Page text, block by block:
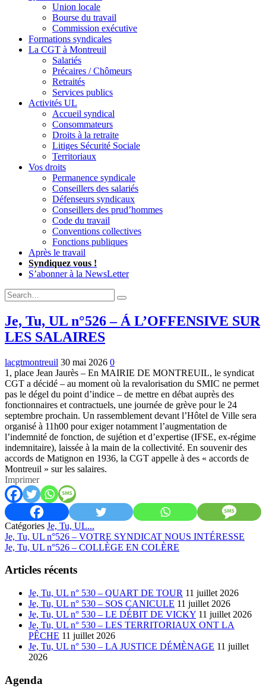
Union locale
Bourse du travail
Commission exécutive
Formations syndicales
La CGT à Montreuil
Salariés
Précaires / Chômeurs
Retraités
Services publics
Activités UL
Accueil syndical
Consommateurs
Droits à la retraite
Litiges Sécurité Sociale
Territoriaux
Vos droits
Permanence syndicale
Conseillers des salariés
Défenseurs syndicaux
Conseillers des prud’hommes
Code du travail
Conventions collectives
Fonctions publiques
Après le travail
Syndiquez vous !
S’abonner à la NewsLetter
Expand
Search
Form
Search
Je, Tu, UL n°526 – Á L’OFFENSIVE SUR
LES SALAIRES
lacgtmontreuil 30 mai 2026 0
1, place Jean Jaurès – En MAIRIE DE MONTREUIL, le syndicat
CGT a décidé – au moment où la revalorisation du SMIC ne permet
pas le dégel du point d’indice – de mettre en débat auprès des
fonctionnaires et contractuels, une journée de grève pour le 24
septembre prochain. Un rassemblement devant l’Hôtel de Ville sera
organisé à 11h00 pour exiger notamment l’augmentation de
l’indemnité de fonction, de sujétion et d’expertise (IFSE, ex-régime
indemnitaire), laissée à la main de la collectivité. En souvenir des
accords de Matignon en 1936, la CGT appelle à des « accords de
Montreuil » sur les salaires.
Imprimer
Catégories Je, Tu, UL...
Previous:
Je, Tu, UL n°526 – VOTRE SYNDICAT NOUS INTÉRESSE
Next:
Je, Tu, UL n°526 – COLLÈGE EN COLÈRE
Articles récents
Je, Tu, UL n° 530 – QUART DE TOUR 11 juillet 2026
Je, Tu, UL n° 530 – SOS CANICULE 11 juillet 2026
Je, Tu, UL n° 530 – LE DÉBIT DE VICKY 11 juillet 2026
Je, Tu, UL n° 530 – LES TERRITORIAUX ONT LA
PÊCHE 11 juillet 2026
Je, Tu, UL n° 530 – LA JUSTICE DÉMÈNAGE 11 juillet
2026
Agenda